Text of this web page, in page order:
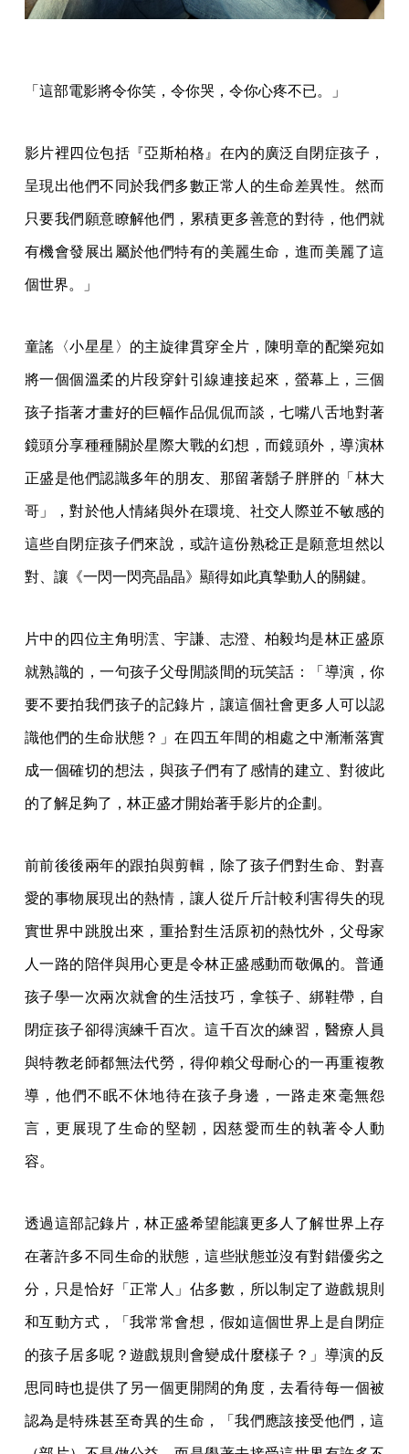
「這部電影將令你笑，令你哭，令你心疼不已。」
影片裡四位包括『亞斯柏格』在內的廣泛自閉症孩子，
呈現出他們不同於我們多數正常人的生命差異性。然而
只要我們願意瞭解他們，累積更多善意的對待，他們就
有機會發展出屬於他們特有的美麗生命，進而美麗了這
個世界。」
童謠〈小星星〉的主旋律貫穿全片，陳明章的配樂宛如
將一個個溫柔的片段穿針引線連接起來，螢幕上，三個
孩子指著才畫好的巨幅作品侃侃而談，七嘴八舌地對著
鏡頭分享種種關於星際大戰的幻想，而鏡頭外，導演林
正盛是他們認識多年的朋友、那留著鬍子胖胖的「林大
哥」，對於他人情緒與外在環境、社交人際並不敏感的
這些自閉症孩子們來說，或許這份熟稔正是願意坦然以
對、讓《一閃一閃亮晶晶》顯得如此真摯動人的關鍵。
片中的四位主角明澐、宇謙、志澄、柏毅均是林正盛原
就熟識的，一句孩子父母閒談間的玩笑話：「導演，你
要不要拍我們孩子的記錄片，讓這個社會更多人可以認
識他們的生命狀態？」在四五年間的相處之中漸漸落實
成一個確切的想法，與孩子們有了感情的建立、對彼此
的了解足夠了，林正盛才開始著手影片的企劃。
前前後後兩年的跟拍與剪輯，除了孩子們對生命、對喜
愛的事物展現出的熱情，讓人從斤斤計較利害得失的現
實世界中跳脫出來，重拾對生活原初的熱忱外，父母家
人一路的陪伴與用心更是令林正盛感動而敬佩的。普通
孩子學一次兩次就會的生活技巧，拿筷子、綁鞋帶，自
閉症孩子卻得演練千百次。這千百次的練習，醫療人員
與特教老師都無法代勞，得仰賴父母耐心的一再重複教
導，他們不眠不休地待在孩子身邊，一路走來毫無怨
言，更展現了生命的堅韌，因慈愛而生的執著令人動
容。
透過這部記錄片，林正盛希望能讓更多人了解世界上存
在著許多不同生命的狀態，這些狀態並沒有對錯優劣之
分，只是恰好「正常人」佔多數，所以制定了遊戲規則
和互動方式，「我常常會想，假如這個世界上是自閉症
的孩子居多呢？遊戲規則會變成什麼樣子？」導演的反
思同時也提供了另一個更開闊的角度，去看待每一個被
認為是特殊甚至奇異的生命，「我們應該接受他們，這